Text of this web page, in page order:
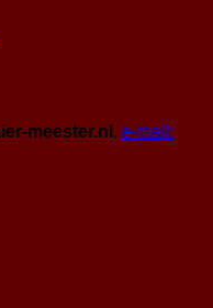
meester.nl , e-mail: